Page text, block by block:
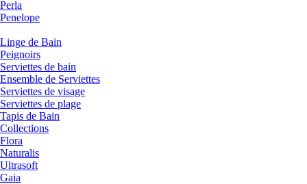
Perla
Penelope
Linge de Bain
Peignoirs
Serviettes de bain
Ensemble de Serviettes
Serviettes de visage
Serviettes de plage
Tapis de Bain
Collections
Flora
Naturalis
Ultrasoft
Gaia